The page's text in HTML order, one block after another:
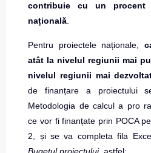
contribuie cu un procent
națională.
Pentru proiectele naționale,
atât la nivelul regiunii mai
nivelul regiunii mai
de finanțare a proiectului
Metodologia de calcul a pro
ce vor fi finanțate prin POCA
2, și se va completa fila